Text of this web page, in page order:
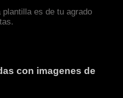
es de tu agrado
con imagenes de